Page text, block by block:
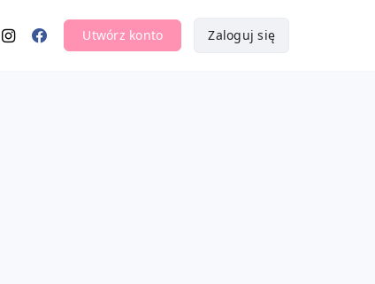
Utwórz konto Zaloguj się